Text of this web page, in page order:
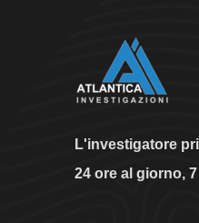
L'investigatore
24 ore al giorno,